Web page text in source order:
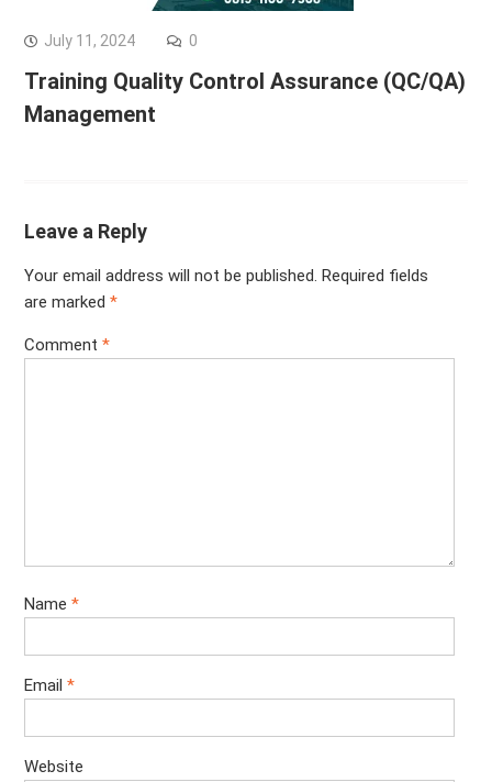
July 11, 2024 0
Training Quality Control Assurance (QC/QA)
Management
Leave a Reply
Your email address will not be published. Required fields
are marked *
Comment *
Name *
Email *
Website